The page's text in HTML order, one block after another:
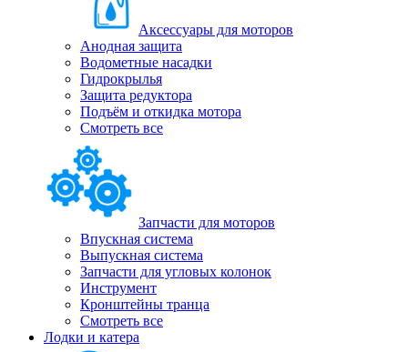
Аксессуары для моторов
Анодная защита
Водометные насадки
Гидрокрылья
Защита редуктора
Подъём и откидка мотора
Смотреть все
Запчасти для моторов
Впускная система
Выпускная система
Запчасти для угловых колонок
Инструмент
Кронштейны транца
Смотреть все
Лодки и катера